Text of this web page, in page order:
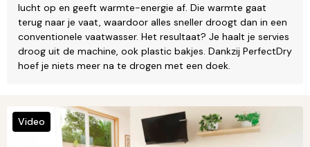
lucht op en geeft warmte-energie af. Die warmte gaat
terug naar je vaat, waardoor alles sneller droogt dan in een
conventionele vaatwasser. Het resultaat? Je haalt je servies
droog uit de machine, ook plastic bakjes. Dankzij PerfectDry
hoef je niets meer na te drogen met een doek.
Video